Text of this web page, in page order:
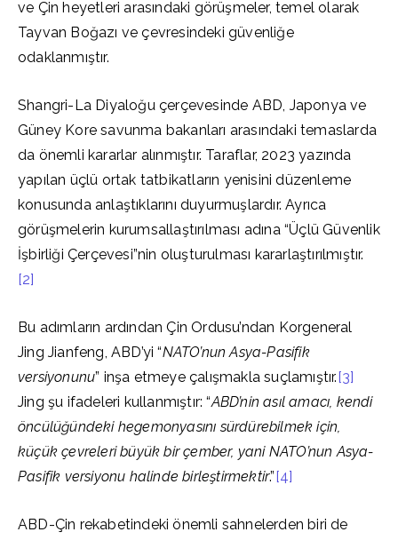
ve Çin heyetleri arasındaki görüşmeler, temel olarak
Tayvan Boğazı ve çevresindeki güvenliğe
odaklanmıştır.
Shangri-La Diyaloğu çerçevesinde ABD, Japonya ve
Güney Kore savunma bakanları arasındaki temaslarda
da önemli kararlar alınmıştır. Taraflar, 2023 yazında
yapılan üçlü ortak tatbikatların yenisini düzenleme
konusunda anlaştıklarını duyurmuşlardır. Ayrıca
görüşmelerin kurumsallaştırılması adına “Üçlü Güvenlik
İşbirliği Çerçevesi”nin oluşturulması kararlaştırılmıştır.
[2]
Bu adımların ardından Çin Ordusu’ndan Korgeneral
Jing Jianfeng, ABD’yi “NATO’nun Asya-Pasifik
versiyonunu” inşa etmeye çalışmakla suçlamıştır. [3]
Jing şu ifadeleri kullanmıştır: “ABD’nin asıl amacı, kendi
öncülüğündeki hegemonyasını sürdürebilmek için,
küçük çevreleri büyük bir çember, yani NATO’nun Asya-
Pasifik versiyonu halinde birleştirmektir.” [4]
ABD-Çin rekabetindeki önemli sahnelerden biri de